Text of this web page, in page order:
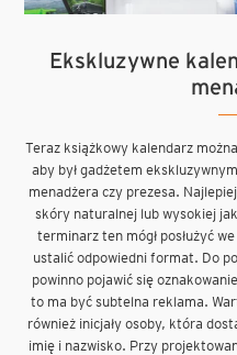
Ekskluzywne
Teraz książkowy kalendarz
aby był gadżetem
menadżera czy prezesa.
skóry naturalnej lub wysokiej
terminarz ten mógł posłużyć
ustalić odpowiedni format. Do
powinno pojawić się
to ma być subtelna reklama.
również inicjały osoby, która
imię i nazwisko. Przy